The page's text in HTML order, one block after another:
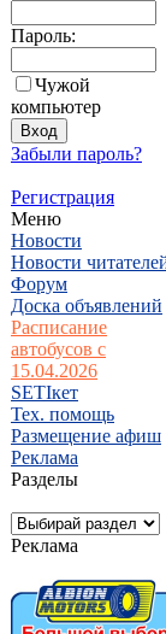
Пароль:
Чужой
компьютер
Забыли пароль?
Регистрация
Меню
Новости
Новости
Форум
Доска объявлений
Расписание
автобусов с
15.04.2026
SETIкет
Тех. помощь
Размещение афиш
Реклама
Разделы
Реклама